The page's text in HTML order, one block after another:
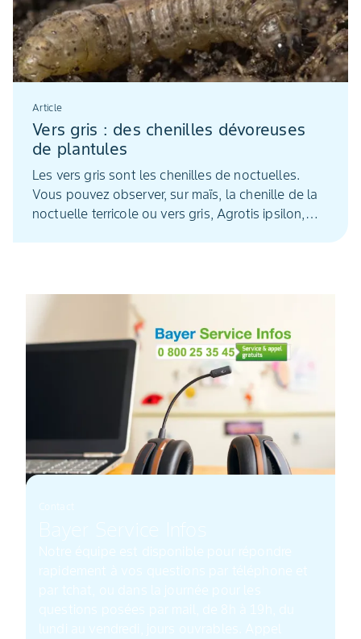
Article
Vers gris : des chenilles dévoreuses
de plantules
Les vers gris sont les chenilles de noctuelles.
Vous pouvez observer, sur maïs, la chenille de la
noctuelle terricole ou vers gris, Agrotis ipsilon,
Bayer Service Infos
Notre équipe est disponible pour répondre
rapidement à vos questions par téléphone et
par tchat, ou dans la journée pour les
questions posées par mail, de 8h à 19h, du
lundi au vendredi, jours ouvrables. Appel